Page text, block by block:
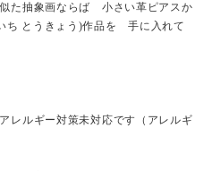
た抽象画ならば 小さい革ピアスか
ち とうきょう)作品を 手に入れて
レルギー対策未対応です（アレルギ